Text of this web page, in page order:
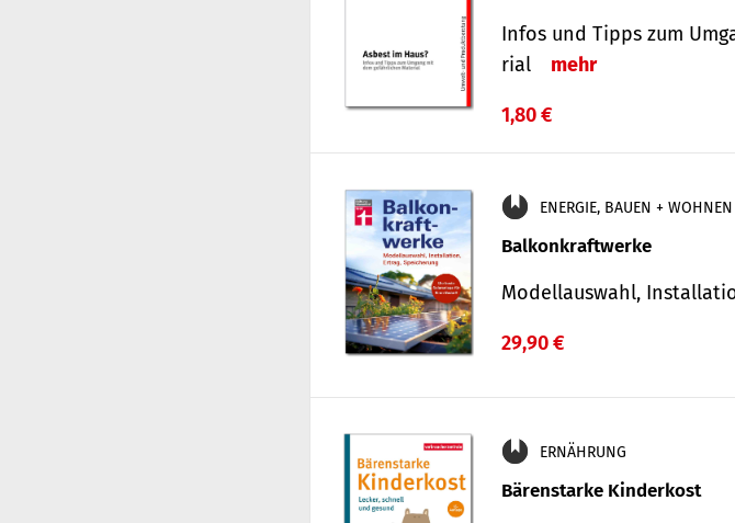
Infos und Tipps zum
rial
mehr
1,80 €
ENERGIE, BAUEN + WOHNEN
Balkonkraftwerke
Modellauswahl,
29,90 €
ERNÄHRUNG
Bärenstarke Kinderkost